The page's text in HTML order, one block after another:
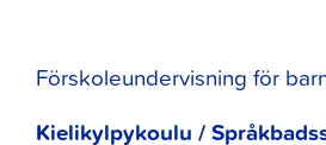
Förskoleundervisning för
Kielikylpykoulu /